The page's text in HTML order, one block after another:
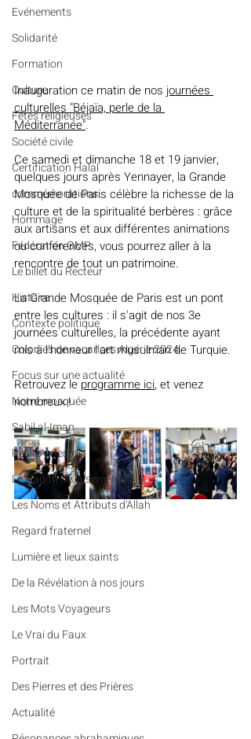
Evénements
Solidarité
Formation
Culture
Fêtes religieuses
Société civile
Certification Halal
commémorations
Hommage
Fédération GMP
Le billet du Recteur
Histoire
Contexte politique
Colonies de vacances Algérie 2024
​​Focus sur une actualité
Notre mosquée
Sabil al-Iman
Récits célestes
Le Hadith de la semaine
Les Noms et Attributs d'Allah
Regard fraternel
Lumière et lieux saints
De la Révélation à nos jours
Les Mots Voyageurs
Le Vrai du Faux
Portrait
Des Pierres et des Prières
Actualité
Inauguration ce matin de nos journées
culturelles "Béjaïa, perle de la
Méditerranée".
Ce samedi et dimanche 18 et 19 janvier,
quelques jours après Yennayer, la Grande
Mosquée de Paris célèbre la richesse de la
culture et de la spiritualité berbères : grâce
aux artisans et aux différentes animations
ou conférences, vous pourrez aller à la
rencontre de tout un patrimoine.
La Grande Mosquée de Paris est un pont
entre les cultures : il s'agit de nos 3e
journées culturelles, la précédente ayant
mis à l'honneur l'art musulman de Turquie.
Retrouvez le programme ici, et venez
nombreux !